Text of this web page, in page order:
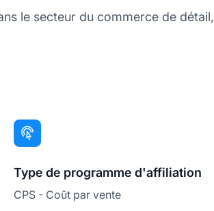
le secteur du commerce de détail,
Type de programme d'affiliation
CPS - Coût par vente